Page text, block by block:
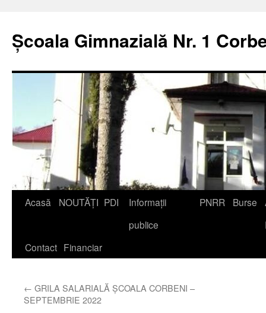
Școala Gimnazială Nr. 1
Acasă NOUTĂȚI PDI
Informații
publice
PNRR Burse
Contact Financiar
← GRILA SALARIALĂ ȘCOALA CORBENI –
SEPTEMBRIE 2022